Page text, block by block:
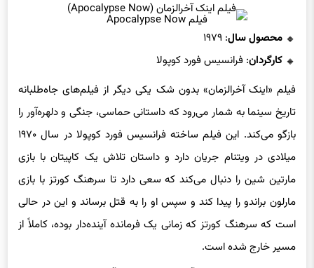
فیلم Apocalypse Now
محصول سال: ۱۹۷۹
کارگردان: فرانسیس فورد کوپولا
فیلم «اینک آخرالزمان» بدون شک یکی دیگر از فیلم‌های جاه‌طلبانه
تاریخ سینما به شمار می‌رود که داستانی حماسی، جنگی و دلهره‌آور را
بازگو می‌کند. این فیلم ساخته فرانسیس فورد کوپولا در سال ۱۹۷۰
میلادی در ویتنام جریان دارد و داستان تلاش یک کاپیتان با بازی
مارتین شین را دنبال می‌کند که سعی دارد تا سرهنگ کورتز با بازی
مارلون براندو را پیدا کند و سپس او را به قتل برساند و این در حالی
است که سرهنگ کورتز که زمانی یک فرمانده آینده‌دار بوده، کاملاً از
مسیر خارج شده است.